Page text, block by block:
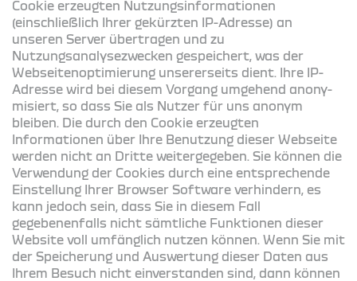
Cookie erzeugten Nutzungsinformationen
(einschließlich Ihrer gekürzten IP-Adresse) an
unseren Server übertragen und zu
Nutzungsanalysezwecken gespeichert, was der
Webseitenoptimierung unsererseits dient. Ihre IP-
Adresse wird bei diesem Vorgang umge­hend anony­
mi­siert, so dass Sie als Nutzer für uns anonym
bleiben. Die durch den Cookie erzeugten
Informationen über Ihre Benutzung dieser Webseite
werden nicht an Dritte weitergegeben. Sie können die
Verwendung der Cookies durch eine entsprechende
Einstellung Ihrer Browser Software verhindern, es
kann jedoch sein, dass Sie in diesem Fall
gegebenenfalls nicht sämtliche Funktionen dieser
Website voll umfänglich nutzen können. Wenn Sie mit
der Speicherung und Auswertung die­ser Daten aus
Ihrem Besuch nicht einverstanden sind, dann können